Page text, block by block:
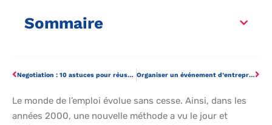
Sommaire
Negotiation : 10 astuces pour réussir sa négociation Organiser un événement d’entreprise en toute sérénité grâce au traiteur
Le monde de l’emploi évolue sans cesse. Ainsi, dans les
années 2000, une nouvelle méthode a vu le jour et